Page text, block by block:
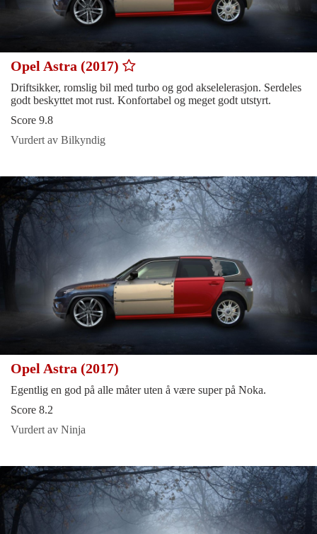
Opel Astra (2017)
Driftsikker, romslig bil med turbo og god akselelerasjon. Serdeles
godt beskyttet mot rust. Konfortabel og meget godt utstyrt.
Score 9.8
Vurdert av Bilkyndig
Opel Astra (2017)
Egentlig en god på alle måter uten å være super på Noka.
Score 8.2
Vurdert av Ninja